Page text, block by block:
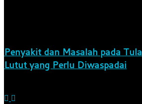
Penyakit dan Masalah pada
Lutut yang Perlu Diwaspadai